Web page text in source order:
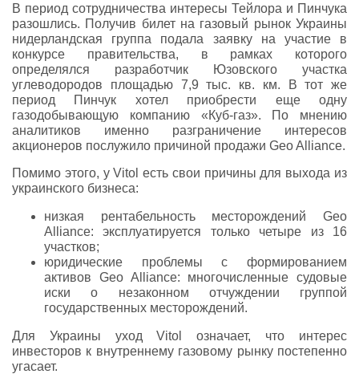
В период сотрудничества интересы Тейлора и Пинчука
разошлись. Получив билет на газовый рынок Украины
нидерландская группа подала заявку на участие в
конкурсе правительства, в рамках которого
определялся разработчик Юзовского участка
углеводородов площадью 7,9 тыс. кв. км. В тот же
период Пинчук хотел приобрести еще одну
газодобывающую компанию «Куб-газ». По мнению
аналитиков именно разграничение интересов
акционеров послужило причиной продажи Geo Alliance.
Помимо этого, у Vitol есть свои причины для выхода из
украинского бизнеса:
низкая рентабельность месторождений Geo
Alliance: эксплуатируется только четыре из 16
участков;
юридические проблемы с формированием
активов Geo Alliance: многочисленные судовые
иски о незаконном отчуждении группой
государственных месторождений.
Для Украины уход Vitol означает, что интерес
инвесторов к внутреннему газовому рынку постепенно
угасает.